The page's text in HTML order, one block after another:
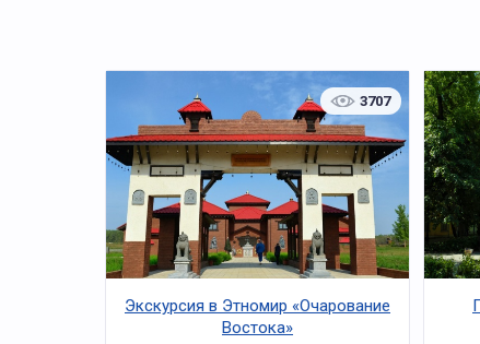
3707
Экскурсия в Этномир «Очарование
Востока»